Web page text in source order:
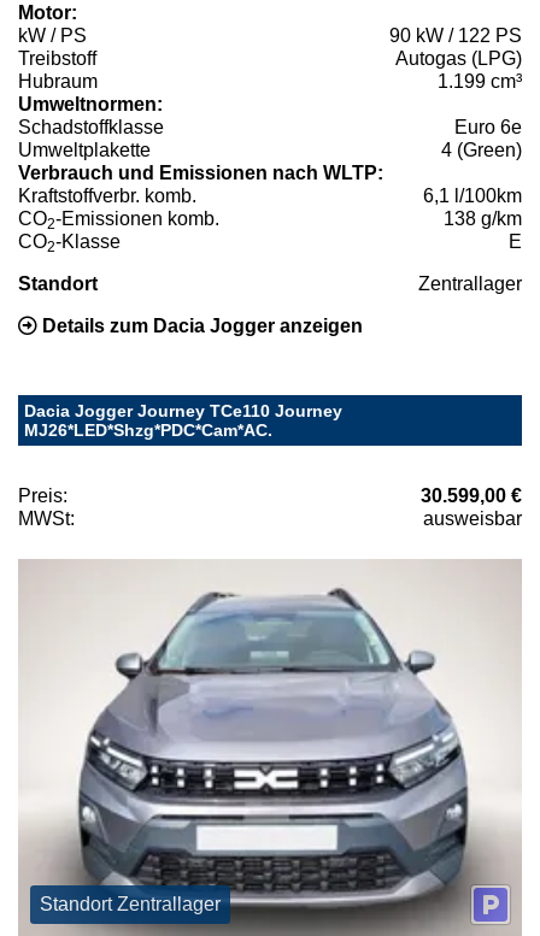
Motor:
kW / PS
90 kW / 122 PS
Treibstoff
Autogas (LPG)
Hubraum
1.199 cm³
Umweltnormen:
Schadstoffklasse
Euro 6e
Umweltplakette
4 (Green)
Verbrauch und Emissionen nach WLTP:
Kraftstoffverbr. komb.
6,1 l/100km
CO2-Emissionen komb.
138 g/km
CO2-Klasse E
Standort Zentrallager
Details zum Dacia Jogger anzeigen
Dacia Jogger Journey TCe110 Journey
MJ26*LED*Shzg*PDC*Cam*AC.
Preis:
30.599,00 €
MWSt:
ausweisbar
Standort Zentrallager